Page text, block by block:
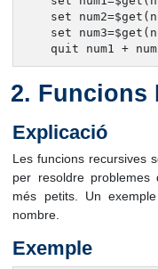
set
set
quit num1 +
Funcions
Explicació
Les funcions recursives
per resoldre problemes
més petits. Un
nombre.
Exemple